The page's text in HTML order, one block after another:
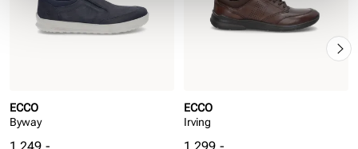
ECCO
Byway
Pris
ECCO
Irving
Pris